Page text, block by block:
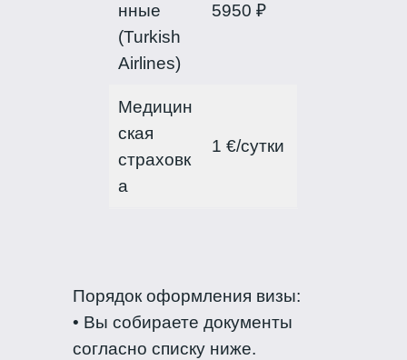
нные
(Turkish
Airlines)
5950 ₽
Медицин
ская
страховк
а
1 €/сутки
Порядок оформления визы:
• Вы собираете документы
согласно списку ниже.